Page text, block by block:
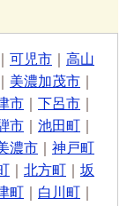
可児市
高山
美濃加茂市
市 下呂市
市 池田町
濃市
神戸町
北方町
坂
町 白川町